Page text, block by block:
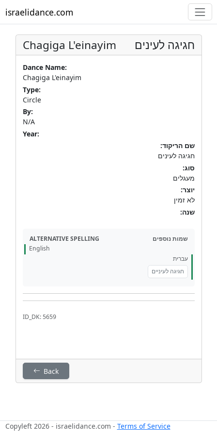
israelidance.com
Chagiga L'einayim חגיגה לעינים
Dance Name:
Chagiga L'einayim
Type:
Circle
By:
N/A
Year:
שם הריקוד:
חגיגה לעינים
סוג:
מעגלים
יוצר:
לא זמין
שנה:
ALTERNATIVE SPELLING
שמות נוספים
English
עברית
חגיגה לעיניים
ID_DK: 5659
Back
Copyleft 2026 - israelidance.com - Terms of Service